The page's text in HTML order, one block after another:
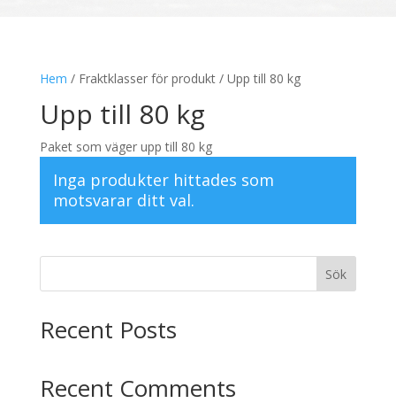
Hem / Fraktklasser för produkt / Upp till 80 kg
Upp till 80 kg
Paket som väger upp till 80 kg
Inga produkter hittades som
motsvarar ditt val.
Sök
Recent Posts
Recent Comments